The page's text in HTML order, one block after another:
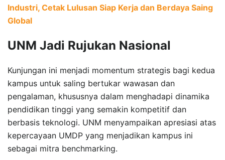
Industri, Cetak Lulusan Siap Kerja dan Berdaya Saing
Global
UNM Jadi Rujukan Nasional
Kunjungan ini menjadi momentum strategis bagi kedua
kampus untuk saling bertukar wawasan dan
pengalaman, khususnya dalam menghadapi dinamika
pendidikan tinggi yang semakin kompetitif dan
berbasis teknologi. UNM menyampaikan apresiasi atas
kepercayaan UMDP yang menjadikan kampus ini
sebagai mitra benchmarking.